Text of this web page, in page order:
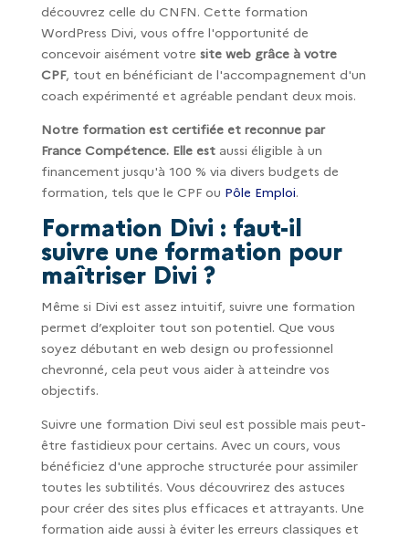
découvrez celle du CNFN. Cette formation
WordPress Divi, vous offre l'opportunité de
concevoir aisément votre site web grâce à votre
CPF, tout en bénéficiant de l'accompagnement d'un
coach expérimenté et agréable pendant deux mois.
Notre formation est certifiée et reconnue par
France Compétence. Elle estaussi éligible à un
financement jusqu'à 100 % via divers budgets de
formation, tels que le CPF ou Pôle Emploi.
Formation Divi : faut-il
suivre une formation pour
maîtriser Divi ?
Même si Divi est assez intuitif, suivre une formation
permet d’exploiter tout son potentiel. Que vous
soyez débutant en web design ou professionnel
chevronné, cela peut vous aider à atteindre vos
objectifs.
Suivre une formation Divi seul est possible mais peut-
être fastidieux pour certains. Avec un cours, vous
bénéficiez d'une approche structurée pour assimiler
toutes les subtilités. Vous découvrirez des astuces
pour créer des sites plus efficaces et attrayants. Une
formation aide aussi à éviter les erreurs classiques et